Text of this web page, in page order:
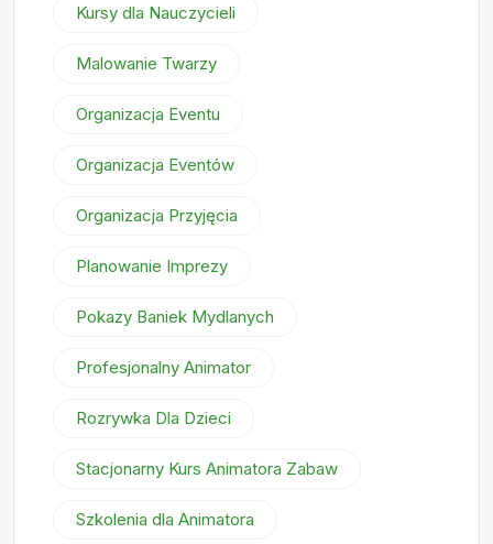
Kursy dla Nauczycieli
Malowanie Twarzy
Organizacja Eventu
Organizacja Eventów
Organizacja Przyjęcia
Planowanie Imprezy
Pokazy Baniek Mydlanych
Profesjonalny Animator
Rozrywka Dla Dzieci
Stacjonarny Kurs Animatora Zabaw
Szkolenia dla Animatora